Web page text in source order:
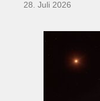
28. Juli 2026